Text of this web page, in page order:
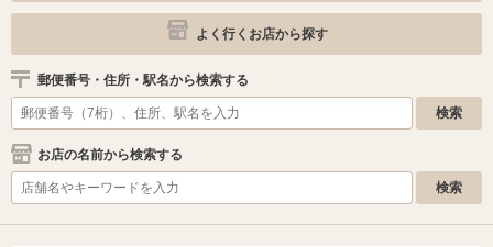
よく行くお店から探す
郵便番号・住所・駅名から検索する
お店の名前から検索する